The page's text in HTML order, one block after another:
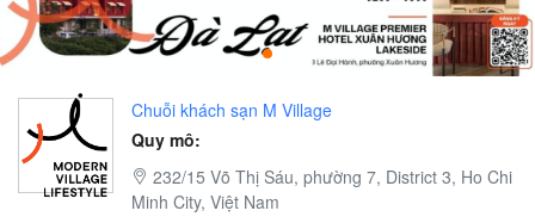
Chuỗi khách sạn M Village
Quy mô:
232/15 Võ Thị Sáu, phường 7, District 3, Ho Chi
Minh City, Việt Nam